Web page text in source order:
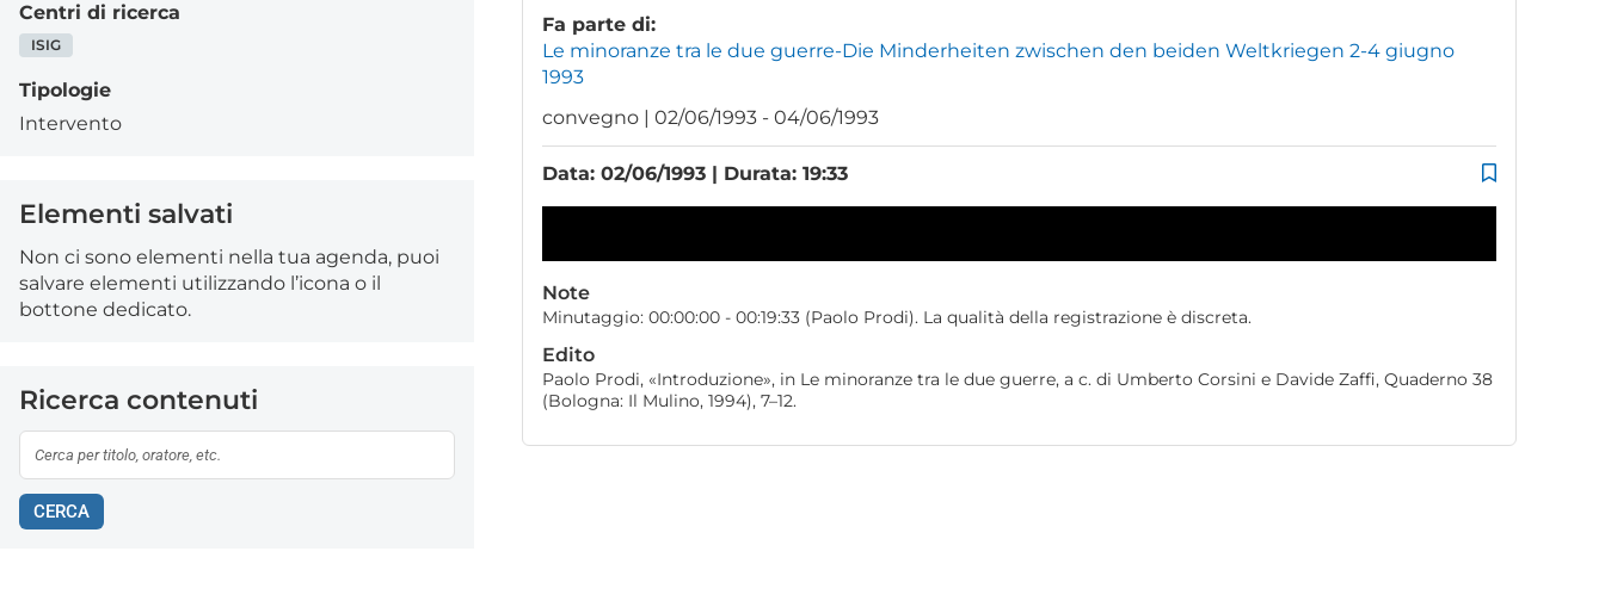
Centri di ricerca
ISIG
Tipologie
Intervento
Elementi salvati
Non ci sono elementi nella tua agenda, puoi
salvare elementi utilizzando l’icona o il
bottone dedicato.
Ricerca contenuti
CERCA
Fa parte di:
Le minoranze tra le due guerre-Die Minderheiten zwischen den beiden Weltkriegen 2-4 giugno
1993
convegno | 02/06/1993 - 04/06/1993
Data: 02/06/1993 | Durata: 19:33
Note
Minutaggio: 00:00:00 - 00:19:33 (Paolo Prodi). La qualità della registrazione è discreta.
Edito
Paolo Prodi, «Introduzione», in Le minoranze tra le due guerre, a c. di Umberto Corsini e Davide Zaffi, Quaderno 38
(Bologna: Il Mulino, 1994), 7–12.